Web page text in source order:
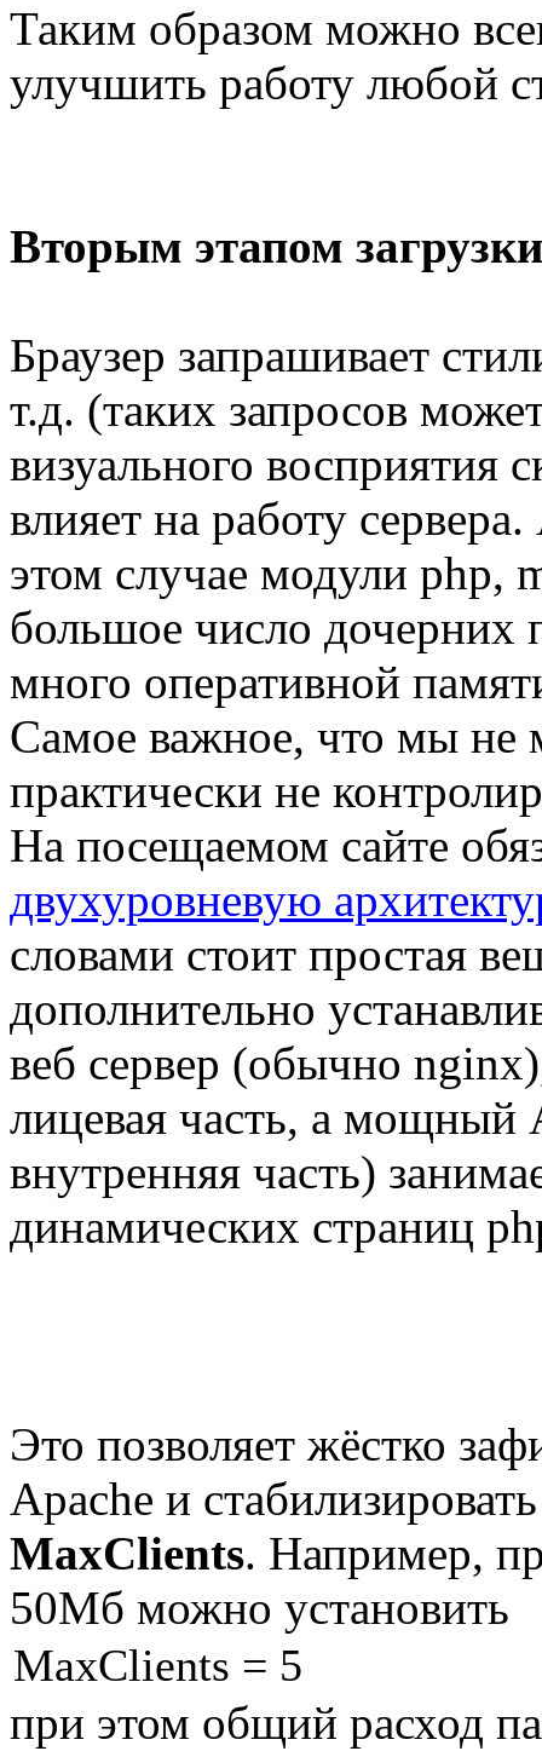
Таким образом можно
улучшить работу любой
Вторым этапом
Браузер запрашивает
т.д. (таких запросов
визуального восприятия
влияет на работу
этом случае модули php,
большое число дочерних
много оперативной
Самое важное, что мы не
практически не
На посещаемом сайте
двухуровневую
словами стоит простая
дополнительно
веб сервер (обычно
лицевая часть, а мощный
внутренняя часть)
динамических страниц
Это позволяет жёстко
Apache и
MaxClients. Например,
50Мб можно установить
MaxClients = 5
при этом общий расход